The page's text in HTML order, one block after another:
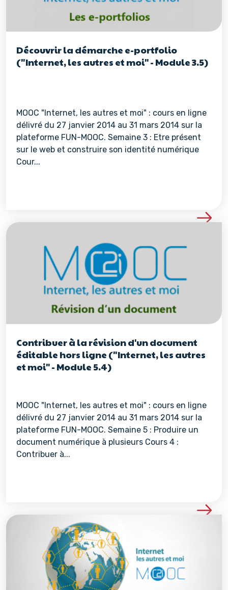
Découvrir la démarche e-portfolio
("Internet, les autres et moi" - Module 3.5)
MOOC "Internet, les autres et moi" : cours en ligne
délivré du 27 janvier 2014 au 31 mars 2014 sur la
plateforme FUN-MOOC. Semaine 3 : Etre présent
sur le web et construire son identité numérique
Cour...
Voir les détails de la
Contribuer à la révision d'un document
éditable hors ligne ("Internet, les autres
et moi" - Module 5.4)
MOOC "Internet, les autres et moi" : cours en ligne
délivré du 27 janvier 2014 au 31 mars 2014 sur la
plateforme FUN-MOOC. Semaine 5 : Produire un
document numérique à plusieurs Cours 4 :
Contribuer à...
Voir les détails de la